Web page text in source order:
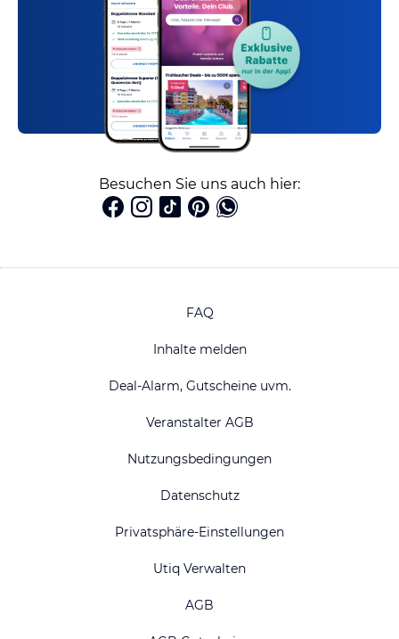
Besuchen Sie uns auch hier:
FAQ
Inhalte melden
Deal-Alarm, Gutscheine uvm.
Veranstalter AGB
Nutzungsbedingungen
Datenschutz
Privatsphäre-Einstellungen
Utiq Verwalten
AGB